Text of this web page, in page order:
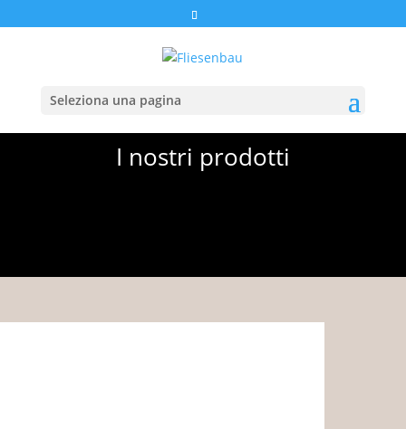
Seleziona una pagina
I nostri prodotti